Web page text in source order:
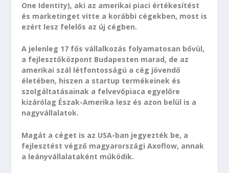
One Identity), aki az amerikai piaci értékesítést
és marketinget vitte a korábbi cégekben, most is
ezért lesz felelős az új cégben.
A jelenleg 17 fős vállalkozás folyamatosan bővül,
a fejlesztőközpont Budapesten marad, de az
amerikai szál létfontosságú a cég jövendő
életében, hiszen a startup termékeinek és
szolgáltatásainak a felvevőpiaca egyelőre
kizárólag Észak-Amerika lesz és azon belül is a
nagyvállalatok.
Magát a céget is az USA-ban jegyezték be, a
fejlesztést végző magyarországi Axoflow, annak
a leányvállalataként működik.